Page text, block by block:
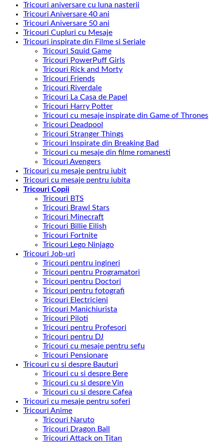
Tricouri aniversare cu luna nasterii
Tricouri Aniversare 40 ani
Tricouri Aniversare 50 ani
Tricouri Cupluri cu Mesaje
Tricouri inspirate din Filme si Seriale
Tricouri Squid Game
Tricouri PowerPuff Girls
Tricouri Rick and Morty
Tricouri Friends
Tricouri Riverdale
Tricouri La Casa de Papel
Tricouri Harry Potter
Tricouri cu mesaje inspirate din Game of Thrones
Tricouri Deadpool
Tricouri Stranger Things
Tricouri Inspirate din Breaking Bad
Tricouri cu mesaje din filme romanesti
Tricouri Avengers
Tricouri cu mesaje pentru iubit
Tricouri cu mesaje pentru iubita
Tricouri Copii
Tricouri BTS
Tricouri Brawl Stars
Tricouri Minecraft
Tricouri Billie Eilish
Tricouri Fortnite
Tricouri Lego Ninjago
Tricouri Job-uri
Tricouri pentru ingineri
Tricouri pentru Programatori
Tricouri pentru Doctori
Tricouri pentru fotografi
Tricouri Electricieni
Tricouri Manichiurista
Tricouri Piloti
Tricouri pentru Profesori
Tricouri pentru DJ
Tricouri cu mesaje pentru sefu
Tricouri Pensionare
Tricouri cu si despre Bauturi
Tricouri cu si despre Bere
Tricouri cu si despre Vin
Tricouri cu si despre Cafea
Tricouri cu mesaje pentru soferi
Tricouri Anime
Tricouri Naruto
Tricouri Dragon Ball
Tricouri Attack on Titan